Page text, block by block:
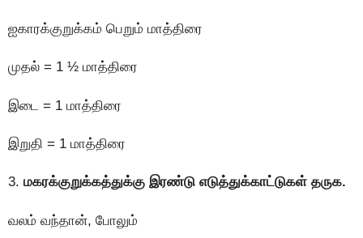
ஐகாரக்குறுக்கம் பெறும் மாத்திரை
முதல் = 1 ½ மாத்திரை
இடை = 1 மாத்திரை
இறுதி = 1 மாத்திரை
3. மகரக்குறுக்கத்துக்கு இரண்டு எடுத்துக்காட்டுகள் தருக.
வலம் வந்தான், போலும்